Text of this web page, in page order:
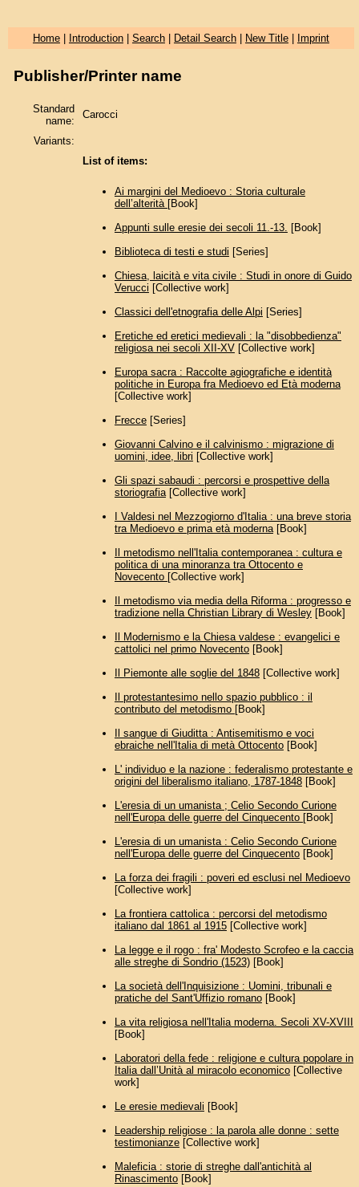
Home| Introduction| Search| Detail Search| New Title| Imprint
Publisher/Printer name
Standard
name:
Carocci
Variants:
List of items:
Ai margini del Medioevo : Storia culturale
dell’alterità [Book]
Appunti sulle eresie dei secoli 11.-13. [Book]
Biblioteca di testi e studi [Series]
Chiesa, laicità e vita civile : Studi in onore di Guido
Verucci [Collective work]
Classici dell'etnografia delle Alpi [Series]
Eretiche ed eretici medievali : la "disobbedienza"
religiosa nei secoli XII-XV[Collective work]
Europa sacra : Raccolte agiografiche e identità
politiche in Europa fra Medioevo ed Età moderna
[Collective work]
Frecce[Series]
Giovanni Calvino e il calvinismo : migrazione di
uomini, idee, libri [Collective work]
Gli spazi sabaudi : percorsi e prospettive della
storiografia[Collective work]
I Valdesi nel Mezzogiorno d'Italia : una breve storia
tra Medioevo e prima età moderna[Book]
Il metodismo nell'Italia contemporanea : cultura e
politica di una minoranza tra Ottocento e
Novecento [Collective work]
Il metodismo via media della Riforma : progresso e
tradizione nella Christian Library di Wesley[Book]
Il Modernismo e la Chiesa valdese : evangelici e
cattolici nel primo Novecento[Book]
Il Piemonte alle soglie del 1848[Collective work]
Il protestantesimo nello spazio pubblico : il
contributo del metodismo [Book]
Il sangue di Giuditta : Antisemitismo e voci
ebraiche nell'Italia di metà Ottocento[Book]
L' individuo e la nazione : federalismo protestante e
origini del liberalismo italiano, 1787-1848[Book]
L'eresia di un umanista ; Celio Secondo Curione
nell'Europa delle guerre del Cinquecento [Book]
L'eresia di un umanista : Celio Secondo Curione
nell'Europa delle guerre del Cinquecento[Book]
La forza dei fragili : poveri ed esclusi nel Medioevo
[Collective work]
La frontiera cattolica : percorsi del metodismo
italiano dal 1861 al 1915[Collective work]
La legge e il rogo : fra' Modesto Scrofeo e la caccia
alle streghe di Sondrio (1523)[Book]
La società dell'Inquisizione : Uomini, tribunali e
pratiche del Sant'Uffizio romano[Book]
La vita religiosa nell'Italia moderna. Secoli XV-XVIII
[Book]
Laboratori della fede : religione e cultura popolare in
Italia dall’Unità al miracolo economico[Collective
work]
Le eresie medievali [Book]
Leadership religiose : la parola alle donne : sette
testimonianze[Collective work]
Maleficia : storie di streghe dall'antichità al
Rinascimento[Book]